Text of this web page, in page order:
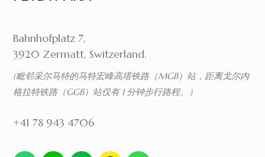
Bahnhofplatz 7,
3920 Zermatt, Switzerland.
(毗邻采尔马特的马特宏峰高塔铁路（MGB）站，距离戈尔内
格拉特铁路（GGB）站仅有 1 分钟步行路程。）
+41 78 943 4706